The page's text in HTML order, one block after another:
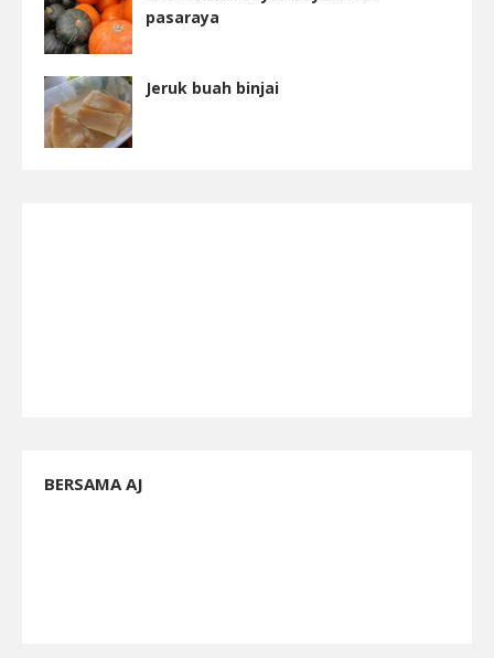
pasaraya
Jeruk buah binjai
BERSAMA AJ